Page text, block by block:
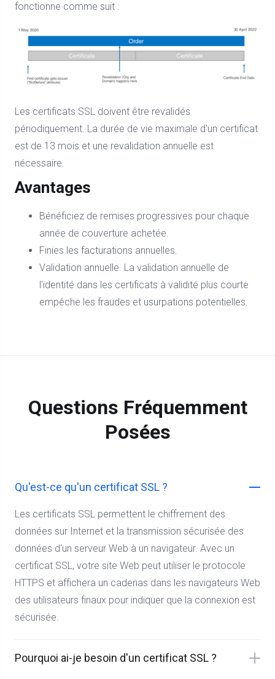
fonctionne comme suit :
Les certificats SSL doivent être revalidés
périodiquement. La durée de vie maximale d'un certificat
est de 13 mois et une revalidation annuelle est
nécessaire.
Avantages
Bénéficiez de remises progressives pour chaque
année de couverture achetée.
Finies les facturations annuelles.
Validation annuelle. La validation annuelle de
l'identité dans les certificats à validité plus courte
empêche les fraudes et usurpations potentielles.
Questions Fréquemment
Posées
Qu'est-ce qu'un certificat SSL ?
Les certificats SSL permettent le chiffrement des
données sur Internet et la transmission sécurisée des
données d'un serveur Web à un navigateur. Avec un
certificat SSL, votre site Web peut utiliser le protocole
HTTPS et affichera un cadenas dans les navigateurs Web
des utilisateurs finaux pour indiquer que la connexion est
sécurisée.
Pourquoi ai-je besoin d'un certificat SSL ?